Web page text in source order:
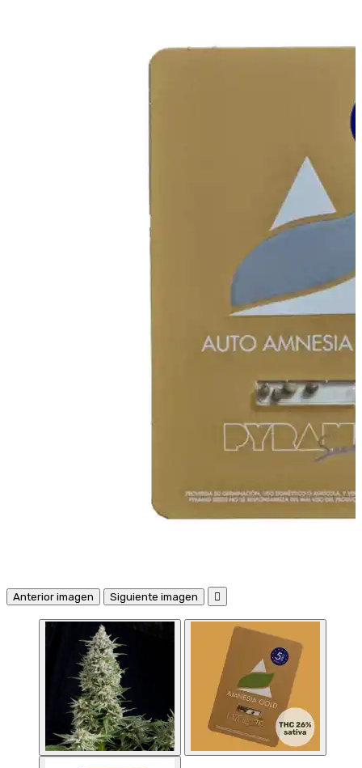
Anterior imagen Siguiente imagen 